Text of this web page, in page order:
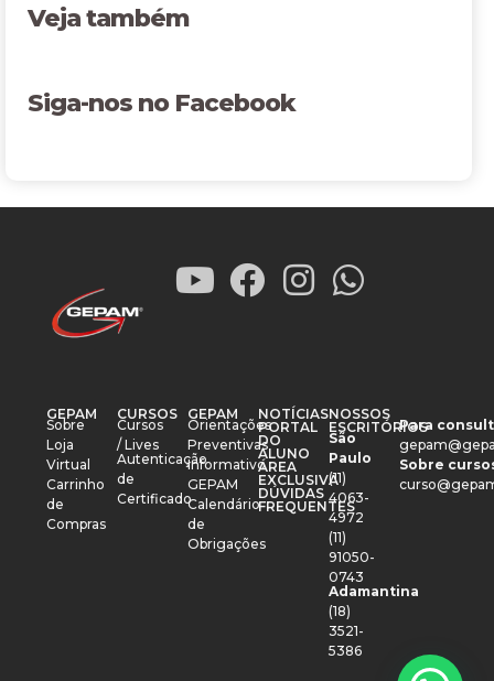
Veja também
Siga-nos no Facebook
GEPAM
Sobre
Loja
Virtual
Carrinho
de
Compras
CURSOS
Cursos
/ Lives
Autenticação
de
Certificado
GEPAM
Orientações
Preventivas
Informativo
GEPAM
Calendário
de
Obrigações
NOTÍCIAS
PORTAL
DO
ALUNO
ÁREA
EXCLUSIVA
DÚVIDAS
FREQUENTES
NOSSOS
ESCRITÓRIOS
São
Paulo
(11)
4063-
4972
(11)
91050-
0743
Adamantina
(18)
3521-
5386
Para
Sobre